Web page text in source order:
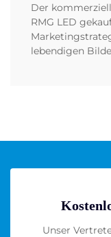
Der
RMG LED
lebendigen
Unser